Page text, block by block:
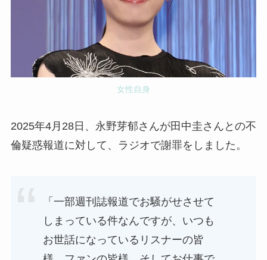
女性自身
2025年4月28日、永野芽郁さんが田中圭さんとの不
倫疑惑報道に対して、ラジオで謝罪をしました。
「一部週刊誌報道でお騒がせさせて
しまっている件なんですが、いつも
お世話になっているリスナーの皆